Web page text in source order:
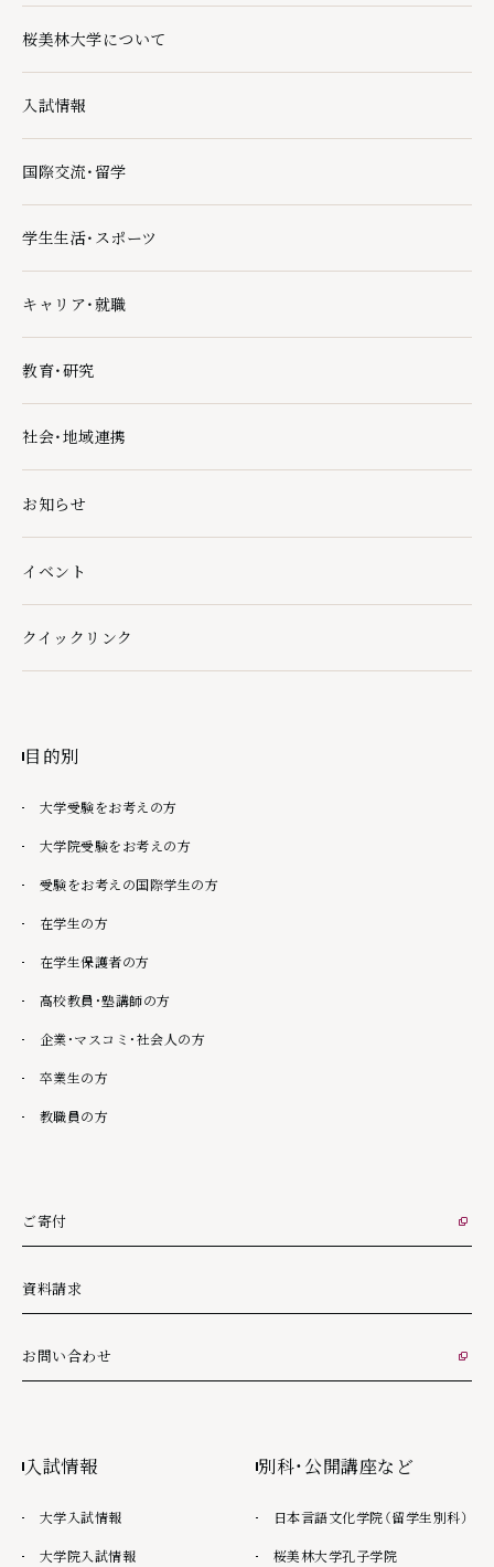
桜美林大学について
桜美林大学についての下層ページ一覧を開く
入試情報
入試情報の下層ページ一覧を開く
国際交流・留学
国際交流・留学の下層ページ一覧を開く
学生生活・スポーツ
学生生活・スポーツの下層ページ一覧を開く
キャリア・就職
キャリア・就職の下層ページ一覧を開く
教育・研究
教育・研究の下層ページ一覧を開く
社会・地域連携
社会・地域連携の下層ページ一覧を開く
お知らせ
イベント
クイックリンク
クイックリンクの下層ページ一覧を開く
目的別
大学受験をお考えの方
大学院受験をお考えの方
受験をお考えの国際学生の方
在学生の方
在学生保護者の方
高校教員・塾講師の方
企業・マスコミ・社会人の方
卒業生の方
教職員の方
ご寄付
外部リンク
資料請求
お問い合わせ
外部リンク
入試情報
大学入試情報
大学院入試情報
別科・公開講座など
日本言語文化学院（留学生別科）
桜美林大学孔子学院